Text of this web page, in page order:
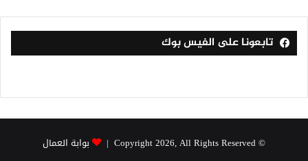
تابعونا على الفيس بوك
© Copyright 2026, All Rights Reserved | بوابة العمال